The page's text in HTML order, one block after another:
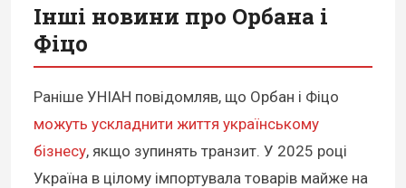
Інші новини про Орбана і
Фіцо
Раніше УНІАН повідомляв, що Орбан і Фіцо
можуть ускладнити життя українському
бізнесу, якщо зупинять транзит. У 2025 році
Україна в цілому імпортувала товарів майже на